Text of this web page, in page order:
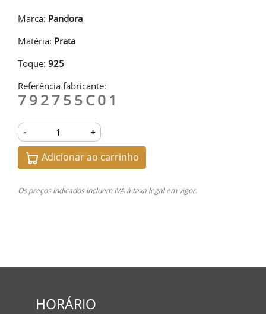
Marca: Pandora
Matéria: Prata
Toque: 925
Referência fabricante:
792755C01
- +
Adicionar ao carrinho
Os preços indicados incluem IVA à taxa legal em vigor.
HORÁRIO